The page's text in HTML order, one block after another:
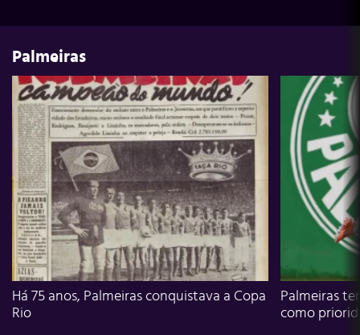
Palmeiras
Há 75 anos, Palmeiras conquistava a Copa
Rio
Palmeiras
como